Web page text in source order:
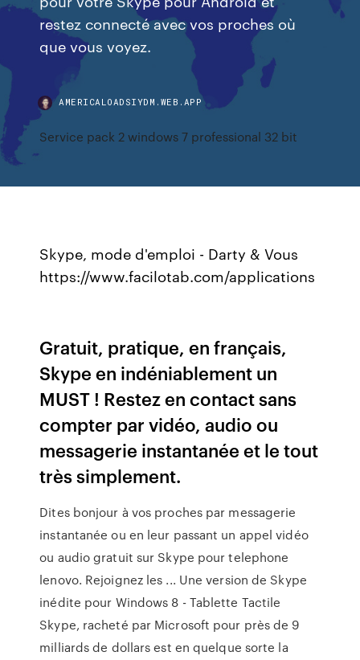
restez connecté avec vos proches où
que vous voyez.
AMERICALOADSIYDM.WEB.APP
Service pack 2 windows 7 professional 32 bit
Skype, mode d'emploi - Darty & Vous
https://www.facilotab.com/applications
Gratuit, pratique, en français,
Skype en indéniablement un
MUST ! Restez en contact sans
compter par vidéo, audio ou
messagerie instantanée et le tout
très simplement.
Dites bonjour à vos proches par messagerie
instantanée ou en leur passant un appel vidéo
ou audio gratuit sur Skype pour telephone
lenovo. Rejoignez les ... Une version de Skype
inédite pour Windows 8 - Tablette Tactile
Skype, racheté par Microsoft pour près de 9
milliards de dollars est en quelque sorte la